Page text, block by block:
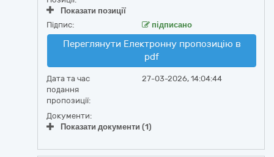
Показати позиції
Підпис:
підписано
Переглянути Електронну пропозицію в
pdf
Дата та час
подання
пропозиції:
27-03-2026, 14:04:44
Документи:
Показати документи (1)